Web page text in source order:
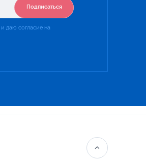
Подписаться
и даю согласие на